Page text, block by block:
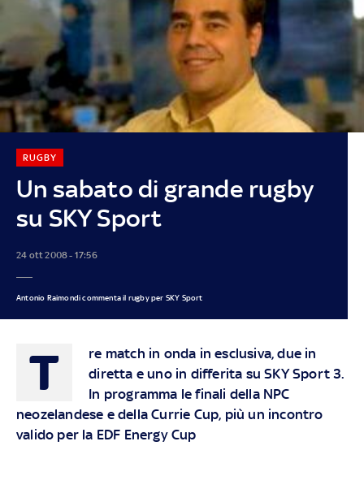
Un sabato di grande rugby
su SKY Sport
RUGBY
24 ott 2008 - 17:56
Antonio Raimondi commenta il rugby per SKY Sport
T
re match in onda in esclusiva, due in
diretta e uno in differita su SKY Sport 3.
In programma le finali della NPC
neozelandese e della Currie Cup, più un incontro
valido per la EDF Energy Cup